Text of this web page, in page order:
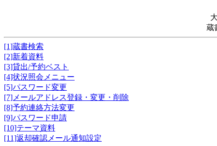
蔵
[1]蔵書検索
[2]新着資料
[3]貸出/予約ベスト
[4]状況照会メニュー
[5]パスワード変更
[7]メールアドレス登録・変更・削除
[8]予約連絡方法変更
[9]パスワード申請
[10]テーマ資料
[11]返却確認メール通知設定